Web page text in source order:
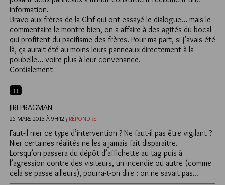
information.
Bravo aux frères de la Glnf qui ont essayé le dialogue… mais le
commentaire le montre bien, on a affaire à des agités du bocal
qui profitent du pacifisme des frères. Pour ma part, si j’avais été
là, ça aurait été au moins leurs panneaux directement à la
poubelle… voire plus à leur convenance.
Cordialement
11
JIRI PRAGMAN
25 MARS 2013 À 9H42 / RÉPONDRE
Faut-il nier ce type d’intervention ? Ne faut-il pas être vigilant ?
Nier certaines réalités ne les a jamais fait disparaître.
Lorsqu’on passera du dépôt d’affichette au tag puis à
l’agression contre des visiteurs, un incendie ou autre (comme
cela se passe ailleurs), pourra-t-on dire : on ne savait pas…